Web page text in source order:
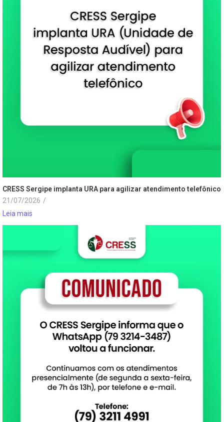
CRESS Sergipe implanta URA para agilizar atendimento telefônico
21/07/2026 /
Leia mais